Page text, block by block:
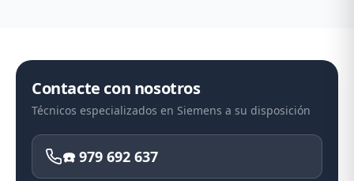
Contacte con nosotros
Técnicos especializados en Siemens a su disposición
☎️ 979 692 637